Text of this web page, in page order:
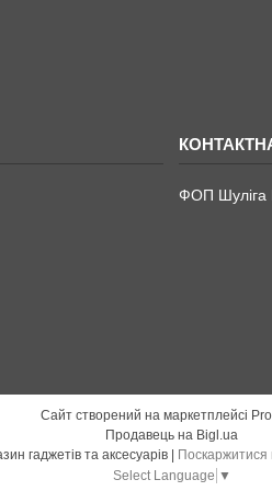
ФОП Шуліга
Сайт створений на маркетплейсі
Продавець на Bigl.ua
Поскаржитися
Select Language ▼